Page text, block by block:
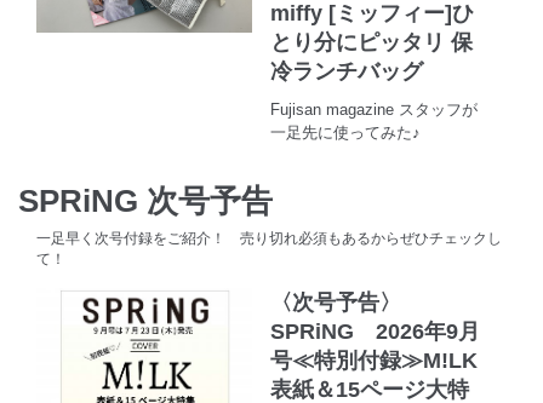
miffy [ミッフィー]ひ
とり分にピッタリ 保
冷ランチバッグ
Fujisan magazine スタッフが
一足先に使ってみた♪
SPRiNG 次号予告
一足早く次号付録をご紹介！ 売り切れ必須もあるからぜひチェックし
て！
〈次号予告〉
SPRiNG 2026年9月
号≪特別付録≫M!LK
表紙＆15ページ大特